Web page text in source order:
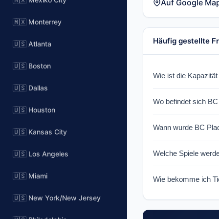
🇲🇽 Monterrey
🇺🇸 Atlanta
🇺🇸 Boston
🇺🇸 Dallas
🇺🇸 Houston
🇺🇸 Kansas City
🇺🇸 Los Angeles
🇺🇸 Miami
🇺🇸 New York/New Jersey
Auf Google
Häufig gestellte
Wie ist die
Wo befindet sich
(MLS).
Wann wurde BC
known for its
Welche Spiele
will be confirmed
Wie bekomme ich